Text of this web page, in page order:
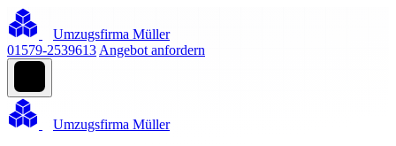
Umzugsfirma Müller
01579-2539613 Angebot anfordern
Umzugsfirma Müller